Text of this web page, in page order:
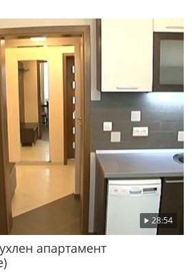
28:54
апартамент